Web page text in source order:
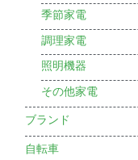
季節家電
調理家電
照明機器
その他家電
ブランド
自転車